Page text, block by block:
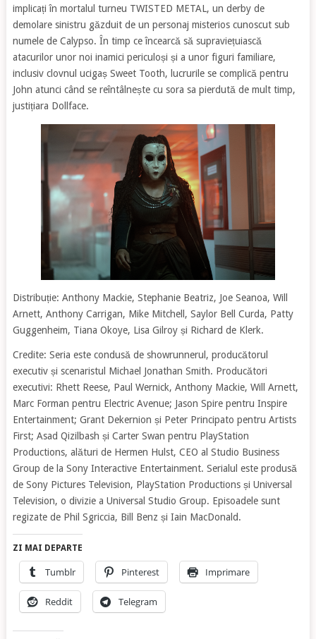
implicați în mortalul turneu TWISTED METAL, un derby de
demolare sinistru găzduit de un personaj misterios cunoscut sub
numele de Calypso. În timp ce încearcă să supraviețuiască
atacurilor unor noi inamici periculoși și a unor figuri familiare,
inclusiv clovnul ucigaș Sweet Tooth, lucrurile se complică pentru
John atunci când se reîntâlnește cu sora sa pierdută de mult timp,
justițiara Dollface.
Distribuție: Anthony Mackie, Stephanie Beatriz, Joe Seanoa, Will
Arnett, Anthony Carrigan, Mike Mitchell, Saylor Bell Curda, Patty
Guggenheim, Tiana Okoye, Lisa Gilroy și Richard de Klerk.
Credite: Seria este condusă de showrunnerul, producătorul
executiv și scenaristul Michael Jonathan Smith. Producători
executivi: Rhett Reese, Paul Wernick, Anthony Mackie, Will Arnett,
Marc Forman pentru Electric Avenue; Jason Spire pentru Inspire
Entertainment; Grant Dekernion și Peter Principato pentru Artists
First; Asad Qizilbash și Carter Swan pentru PlayStation
Productions, alături de Hermen Hulst, CEO al Studio Business
Group de la Sony Interactive Entertainment. Serialul este produsă
de Sony Pictures Television, PlayStation Productions și Universal
Television, o divizie a Universal Studio Group. Episoadele sunt
regizate de Phil Sgriccia, Bill Benz și Iain MacDonald.
ZI MAI DEPARTE
Tumblr Pinterest Imprimare
Reddit Telegram